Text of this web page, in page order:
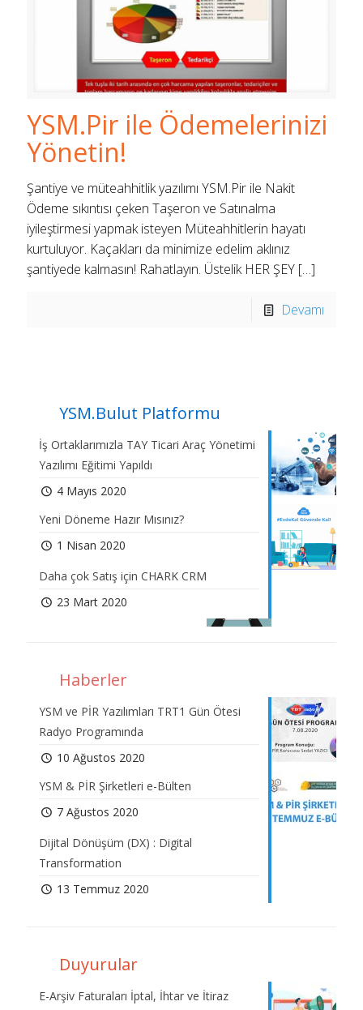
YSM.Pir ile Ödemelerinizi
Yönetin!
Şantiye ve müteahhitlik yazılımı YSM.Pir ile Nakit
Ödeme sıkıntısı çeken Taşeron ve Satınalma
iyileştirmesi yapmak isteyen Müteahhitlerin hayatı
kurtuluyor. Kaçakları da minimize edelim aklınız
şantiyede kalmasın! Rahatlayın. Üstelik HER ŞEY […]
Devamı
YSM.Bulut Platformu
İş Ortaklarımızla TAY Ticari Araç Yönetimi
Yazılımı Eğitimi Yapıldı
4 Mayıs 2020
Yeni Döneme Hazır Mısınız?
1 Nisan 2020
Daha çok Satış için CHARK CRM
23 Mart 2020
Haberler
YSM ve PİR Yazılımları TRT1 Gün Ötesi
Radyo Programında
10 Ağustos 2020
YSM & PİR Şirketleri e-Bülten
7 Ağustos 2020
Dijital Dönüşüm (DX) : Digital
Transformation
13 Temmuz 2020
Duyurular
E-Arşiv Faturaları İptal, İhtar ve İtiraz